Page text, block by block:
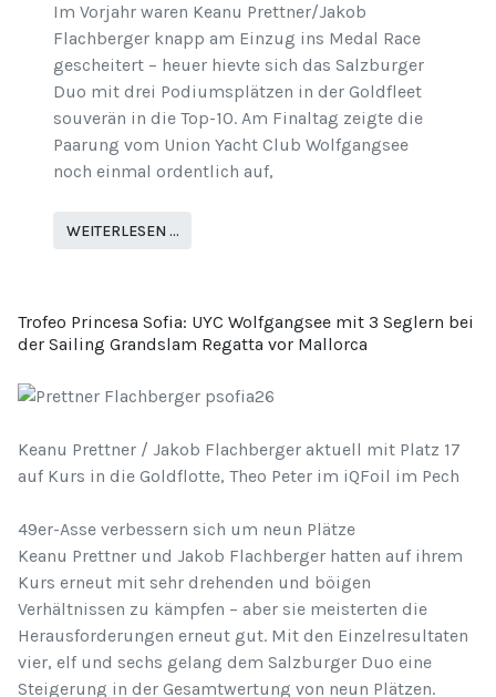
Im Vorjahr waren Keanu Prettner/Jakob
Flachberger knapp am Einzug ins Medal Race
gescheitert – heuer hievte sich das Salzburger
Duo mit drei Podiumsplätzen in der Goldfleet
souverän in die Top-10. Am Finaltag zeigte die
Paarung vom Union Yacht Club Wolfgangsee
noch einmal ordentlich auf,
WEITERLESEN …
Trofeo Princesa Sofia: UYC Wolfgangsee mit 3 Seglern bei
der Sailing Grandslam Regatta vor Mallorca
Keanu Prettner / Jakob Flachberger aktuell mit Platz 17
auf Kurs in die Goldflotte, Theo Peter im iQFoil im Pech
49er-Asse verbessern sich um neun Plätze
Keanu Prettner und Jakob Flachberger hatten auf ihrem
Kurs erneut mit sehr drehenden und böigen
Verhältnissen zu kämpfen – aber sie meisterten die
Herausforderungen erneut gut. Mit den Einzelresultaten
vier, elf und sechs gelang dem Salzburger Duo eine
Steigerung in der Gesamtwertung von neun Plätzen.